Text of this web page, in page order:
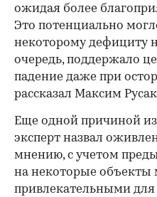
ожидая более
Это потенциально
некоторому дефициту
очередь, поддержало
падение даже при
рассказал Максим
Еще одной причиной
эксперт назвал
мнению, с учетом
на некоторые объекты
привлекательными для